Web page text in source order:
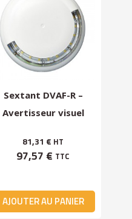
Sextant DVAF-R –
Avertisseur visuel
81,31 € HT
97,57 € TTC
AJOUTER AU PANIER